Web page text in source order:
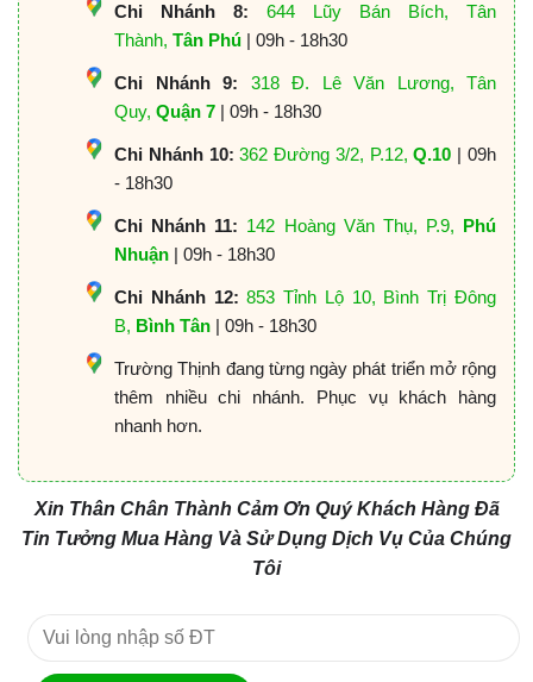
Chi Nhánh 8:
644 Lũy Bán Bích, Tân
Thành, Tân Phú | 09h - 18h30
Chi Nhánh 9:
318 Đ. Lê Văn Lương, Tân
Quy, Quận 7 | 09h - 18h30
Chi Nhánh 10: 362 Đường 3/2, P.12,Q.10 | 09h
- 18h30
Chi Nhánh 11: 142 Hoàng Văn Thụ, P.9, Phú
Nhuận | 09h - 18h30
Chi Nhánh 12: 853 Tỉnh Lộ 10, Bình Trị Đông
B, Bình Tân | 09h - 18h30
Trường Thịnh đang từng ngày phát triển mở rộng
thêm nhiều chi nhánh. Phục vụ khách hàng
nhanh hơn.
Xin Thân Chân Thành Cảm Ơn Quý Khách Hàng Đã
Tin Tưởng Mua Hàng Và Sử Dụng Dịch Vụ Của Chúng
Tôi